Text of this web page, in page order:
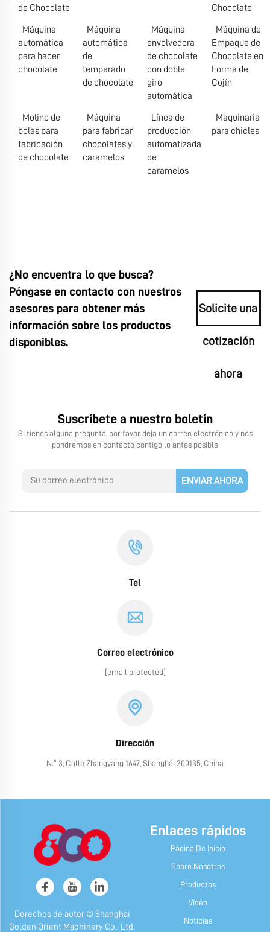
de Chocolate
Chocolate
Máquina
automática
para hacer
chocolate
Máquina
automática
de
temperado
de chocolate
Máquina
envolvedora
de chocolate
con doble
giro
automática
Máquina de
Empaque de
Chocolate en
Forma de
Cojín
Molino de
bolas para
fabricación
de chocolate
Máquina
para fabricar
chocolates y
caramelos
Línea de
producción
automatizada
de
caramelos
Maquinaria
para chicles
¿No encuentra lo que busca?
Póngase en contacto con nuestros
asesores para obtener más
información sobre los productos
disponibles.
Solicite una
cotización
ahora
Suscríbete a nuestro boletín
Si tienes alguna pregunta, por favor deja un correo electrónico y nos
pondremos en contacto contigo lo antes posible
ENVIAR AHORA
Tel
Correo electrónico
[email protected]
Dirección
N.º 3, Calle Zhangyang 1647, Shanghái 200135, China
Derechos de autor © Shanghai
Golden Orient Machinery Co., Ltd.
Enlaces rápidos
Página De Inicio
Sobre Nosotros
Productos
Vídeo
Noticias